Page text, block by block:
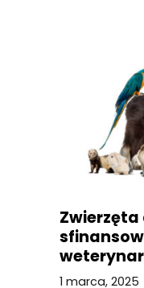
1 marca, 2025